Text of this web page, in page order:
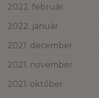
2022. február
2022. január
2021. december
2021. november
2021. október